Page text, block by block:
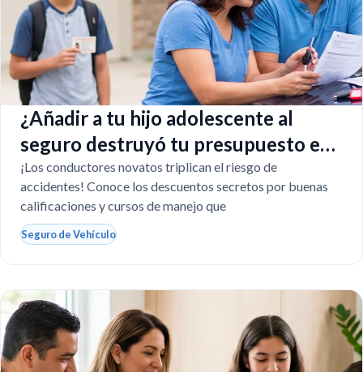
¿Añadir a tu hijo adolescente al
seguro destruyó tu presupuesto en
Texas?
¡Los conductores novatos triplican el riesgo de
accidentes! Conoce los descuentos secretos por buenas
calificaciones y cursos de manejo que
Seguro de Vehículo